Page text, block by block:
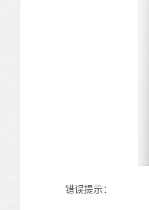
错误提示：